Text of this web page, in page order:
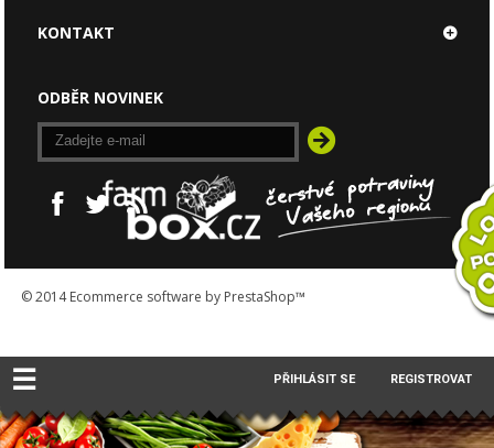
© 2014Ecommerce software by PrestaShop™
KONTAKT
ODBĚR NOVINEK
☰ PŘIHLÁSIT SE REGISTROVAT